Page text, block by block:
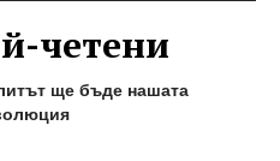
четени
ще бъде нашата